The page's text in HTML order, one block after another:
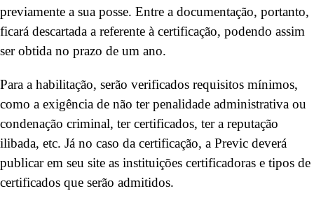
previamente a sua posse. Entre a documentação, portanto,
ficará descartada a referente à certificação, podendo assim
ser obtida no prazo de um ano.
Para a habilitação, serão verificados requisitos mínimos,
como a exigência de não ter penalidade administrativa ou
condenação criminal, ter certificados, ter a reputação
ilibada, etc. Já no caso da certificação, a Previc deverá
publicar em seu site as instituições certificadoras e tipos de
certificados que serão admitidos.